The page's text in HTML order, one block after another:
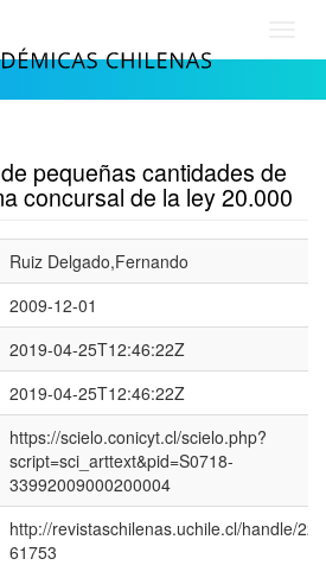
pequeñas cantidades de
concursal de la ley 20.000
Ruiz Delgado,Fernando
2009-12-01
2019-04-25T12:46:22Z
2019-04-25T12:46:22Z
https://scielo.conicyt.cl/scielo.php?
script=sci_arttext&pid=S0718-
33992009000200004
http://revistaschilenas.uchile.cl/handle/
61753